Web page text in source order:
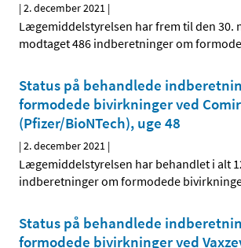
|2. december 2021 |
Lægemiddelstyrelsen har frem til den 30.
modtaget 486 indberetninger om
Status på behandlede
formodede bivirkninger ved
(Pfizer/BioNTech), uge 48
|2. december 2021 |
Lægemiddelstyrelsen har behandlet i alt
indberetninger om formodede
Status på behandlede
formodede bivirkninger ved